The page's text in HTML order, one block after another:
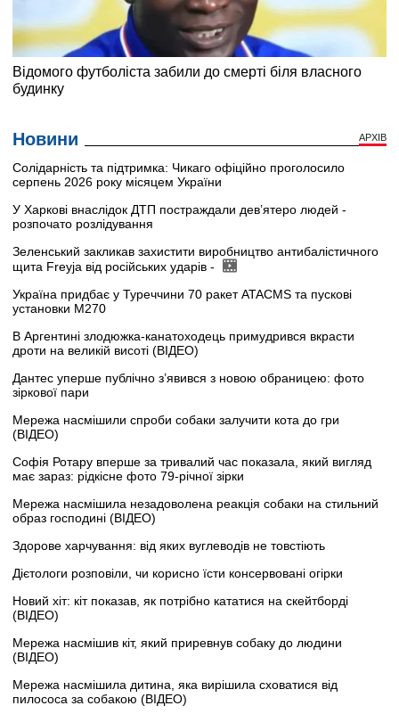
Новини АРХІВ
Солідарність та підтримка: Чикаго офіційно проголосило
серпень 2026 року місяцем України
У Харкові внаслідок ДТП постраждали дев’ятеро людей -
розпочато розлідування
Зеленський закликав захистити виробництво антибалістичного
щита Freyja від російських ударів -
Україна придбає у Туреччини 70 ракет ATACMS та пускові
установки M270
В Аргентині злодюжка-канатоходець примудрився вкрасти
дроти на великій висоті (ВІДЕО)
Дантес уперше публічно з’явився з новою обраницею: фото
зіркової пари
Мережа насмішили спроби собаки залучити кота до гри
(ВІДЕО)
Софія Ротару вперше за тривалий час показала, який вигляд
має зараз: рідкісне фото 79-річної зірки
Мережа насмішила незадоволена реакція собаки на стильний
образ господині (ВІДЕО)
Здорове харчування: від яких вуглеводів не товстіють
Дієтологи розповіли, чи корисно їсти консервовані огірки
Новий хіт: кіт показав, як потрібно кататися на скейтборді
(ВІДЕО)
Мережа насмішив кіт, який приревнув собаку до людини
(ВІДЕО)
Мережа насмішила дитина, яка вирішила сховатися від
пилососа за собакою (ВІДЕО)